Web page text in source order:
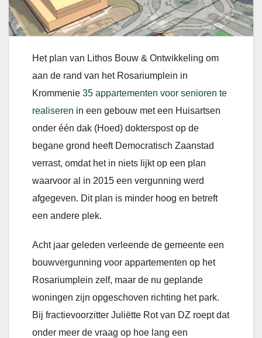
Het plan van Lithos Bouw & Ontwikkeling om
aan de rand van het Rosariumplein in
Krommenie 35 appartementen voor senioren te
realiseren in een gebouw met een Huisartsen
onder één dak (Hoed) dokterspost op de
begane grond heeft Democratisch Zaanstad
verrast, omdat het in niets lijkt op een plan
waarvoor al in 2015 een vergunning werd
afgegeven. Dit plan is minder hoog en betreft
een andere plek.
Acht jaar geleden verleende de gemeente een
bouwvergunning voor appartementen op het
Rosariumplein zelf, maar de nu geplande
woningen zijn opgeschoven richting het park.
Bij fractievoorzitter Juliëtte Rot van DZ roept dat
onder meer de vraag op hoe lang een